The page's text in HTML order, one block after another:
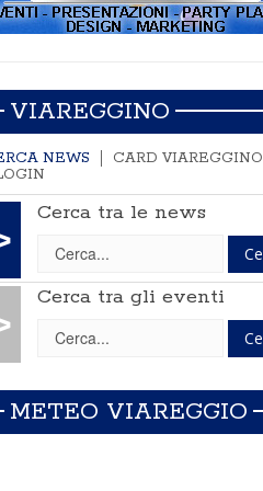
VIAREGGINO
NEWS
CARD VIAREGGINO
Cerca tra le news
Cerca tra gli eventi
METEO VIAREGGIO